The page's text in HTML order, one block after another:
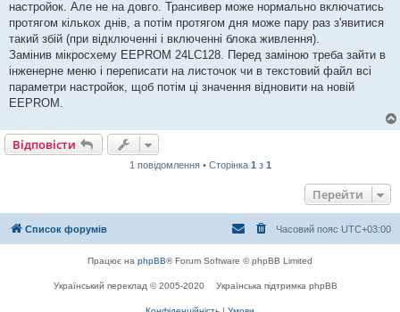
настройок. Але не на довго. Трансивер може нормально включатись
протягом кількох днів, а потім протягом дня може пару раз з'явитися
такий збій (при відключенні і включенні блока живлення).
Замінив мікросхему EEPROM 24LC128. Перед заміною треба зайти в
інженерне меню і переписати на листочок чи в текстовий файл всі
параметри настройок, щоб потім ці значення відновити на новій
EEPROM.
Відповісти
1 повідомлення • Сторінка 1 з 1
Перейти
Список форумів Часовий пояс UTC+03:00
Працює на phpBB® Forum Software © phpBB Limited
Український переклад © 2005-2020 Українська підтримка phpBB